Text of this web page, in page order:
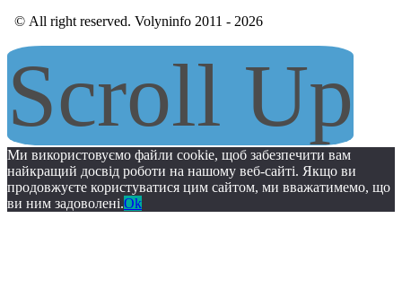
© All right reserved. Volyninfo 2011 - 2026
Scroll Up
Ми використовуємо файли cookie, щоб забезпечити вам
найкращий досвід роботи на нашому веб-сайті. Якщо ви
продовжуєте користуватися цим сайтом, ми вважатимемо, що
ви ним задоволені.Ok